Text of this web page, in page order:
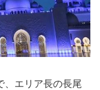
、エリア長の長尾